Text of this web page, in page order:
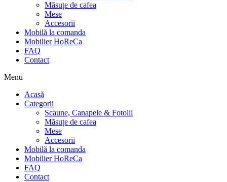
Măsuțe de cafea
Mese
Accesorii
Mobilă la comanda
Mobilier HoReCa
FAQ
Contact
Menu
Acasă
Categorii
Scaune, Canapele & Fotolii
Măsuțe de cafea
Mese
Accesorii
Mobilă la comanda
Mobilier HoReCa
FAQ
Contact